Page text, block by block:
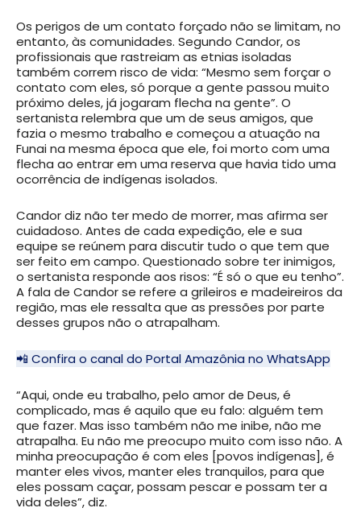
Os perigos de um contato forçado não se limitam, no
entanto, às comunidades. Segundo Candor, os
profissionais que rastreiam as etnias isoladas
também correm risco de vida: “Mesmo sem forçar o
contato com eles, só porque a gente passou muito
próximo deles, já jogaram flecha na gente”. O
sertanista relembra que um de seus amigos, que
fazia o mesmo trabalho e começou a atuação na
Funai na mesma época que ele, foi morto com uma
flecha ao entrar em uma reserva que havia tido uma
ocorrência de indígenas isolados.
Candor diz não ter medo de morrer, mas afirma ser
cuidadoso. Antes de cada expedição, ele e sua
equipe se reúnem para discutir tudo o que tem que
ser feito em campo. Questionado sobre ter inimigos,
o sertanista responde aos risos: “É só o que eu tenho”.
A fala de Candor se refere a grileiros e madeireiros da
região, mas ele ressalta que as pressões por parte
desses grupos não o atrapalham.
📲 Confira o canal do Portal Amazônia no WhatsApp
“Aqui, onde eu trabalho, pelo amor de Deus, é
complicado, mas é aquilo que eu falo: alguém tem
que fazer. Mas isso também não me inibe, não me
atrapalha. Eu não me preocupo muito com isso não. A
minha preocupação é com eles [povos indígenas], é
manter eles vivos, manter eles tranquilos, para que
eles possam caçar, possam pescar e possam ter a
vida deles”, diz.